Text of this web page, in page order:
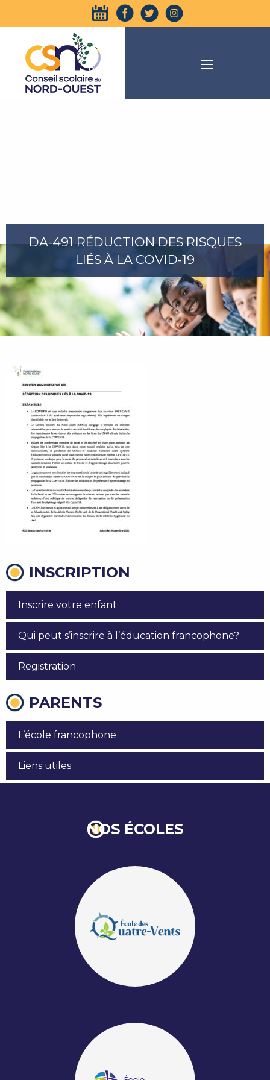
DA-491 RÉDUCTION DES RISQUES
LIÉS À LA COVID-19
INSCRIPTION
Inscrire votre enfant
Qui peut s’inscrire à l’éducation francophone?
Registration
PARENTS
L’école francophone
Liens utiles
NOS ÉCOLES